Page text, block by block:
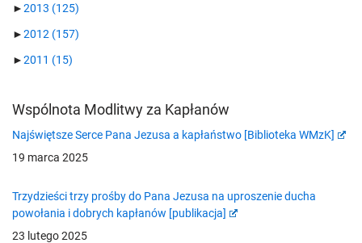
►2013 (125)
►2012 (157)
►2011 (15)
Wspólnota Modlitwy za Kapłanów
Najświętsze Serce Pana Jezusa a kapłaństwo [Biblioteka WMzK]
19 marca 2025
Trzydzieści trzy prośby do Pana Jezusa na uproszenie ducha
powołania i dobrych kapłanów [publikacja]
23 lutego 2025